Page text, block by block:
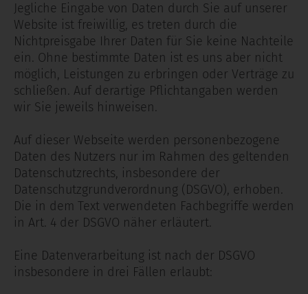
Jegliche Eingabe von Daten durch Sie auf unserer
Website ist freiwillig, es treten durch die
Nichtpreisgabe Ihrer Daten für Sie keine Nachteile
ein. Ohne bestimmte Daten ist es uns aber nicht
möglich, Leistungen zu erbringen oder Verträge zu
schließen. Auf derartige Pflichtangaben werden
wir Sie jeweils hinweisen.
Auf dieser Webseite werden personenbezogene
Daten des Nutzers nur im Rahmen des geltenden
Datenschutzrechts, insbesondere der
Datenschutzgrundverordnung (DSGVO), erhoben.
Die in dem Text verwendeten Fachbegriffe werden
in Art. 4 der DSGVO näher erläutert.
Eine Datenverarbeitung ist nach der DSGVO
insbesondere in drei Fällen erlaubt: